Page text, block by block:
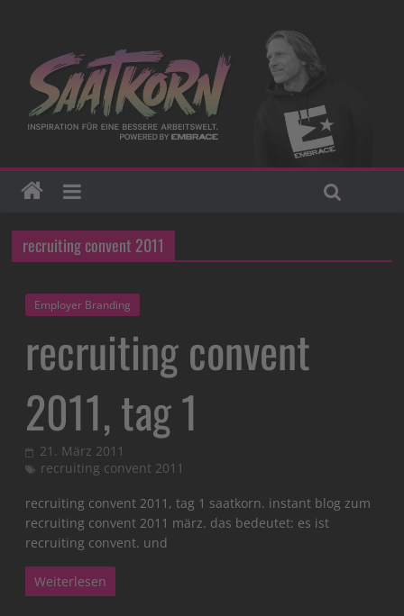
recruiting convent 2011
Employer Branding
recruiting convent
2011, tag 1
21. März 2011
recruiting convent 2011
recruiting convent 2011, tag 1 saatkorn. instant blog zum
recruiting convent 2011 märz. das bedeutet: es ist
recruiting convent. und
Weiterlesen